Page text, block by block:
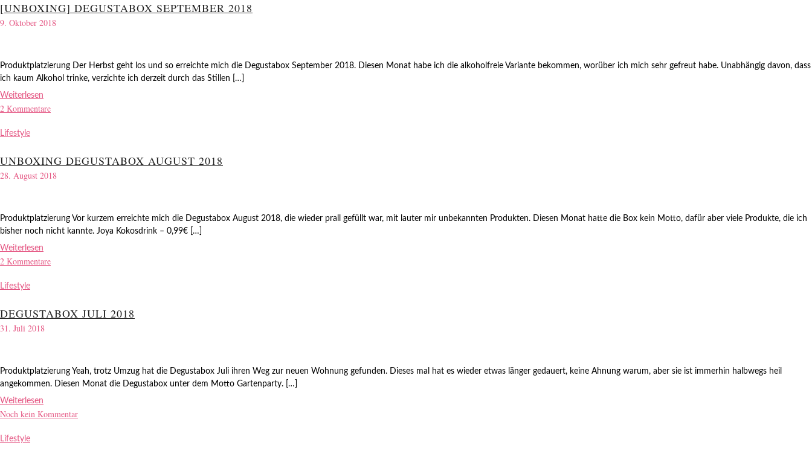
[UNBOXING] DEGUSTABOX SEPTEMBER 2018
9. Oktober 2018
Produktplatzierung Der Herbst geht los und so erreichte mich die Degustabox September 2018. Diesen Monat habe ich die alkoholfreie Variante bekommen, worüber ich mich sehr gefreut habe. Unabhängig davon, dass
ich kaum Alkohol trinke, verzichte ich derzeit durch das Stillen […]
Weiterlesen
2 Kommentare
Lifestyle
UNBOXING DEGUSTABOX AUGUST 2018
28. August 2018
Produktplatzierung Vor kurzem erreichte mich die Degustabox August 2018, die wieder prall gefüllt war, mit lauter mir unbekannten Produkten. Diesen Monat hatte die Box kein Motto, dafür aber viele Produkte, die ich
bisher noch nicht kannte. Joya Kokosdrink – 0,99€ […]
Weiterlesen
2 Kommentare
Lifestyle
DEGUSTABOX JULI 2018
31. Juli 2018
Produktplatzierung Yeah, trotz Umzug hat die Degustabox Juli ihren Weg zur neuen Wohnung gefunden. Dieses mal hat es wieder etwas länger gedauert, keine Ahnung warum, aber sie ist immerhin halbwegs heil
angekommen. Diesen Monat die Degustabox unter dem Motto Gartenparty. […]
Weiterlesen
Noch kein Kommentar
Lifestyle